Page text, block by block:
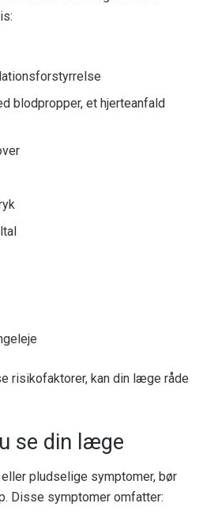
blodpropper, et hjerteanfald
risikofaktorer, kan din læge råde
se din læge
pludselige symptomer, bør
Disse symptomer omfatter: